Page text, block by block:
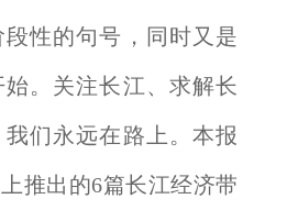
性的句号，同时又是
。关注长江、求解长
们永远在路上。本报
推出的6篇长江经济带